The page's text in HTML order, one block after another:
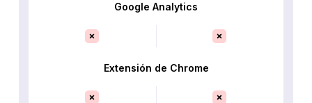
Google Analytics
Extensión de Chrome